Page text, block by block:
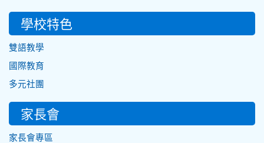
學校特色
雙語教學
國際教育
多元社團
家長會
家長會專區